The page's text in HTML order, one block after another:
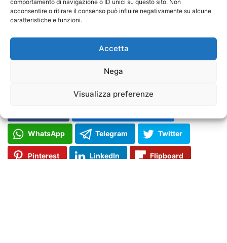
comportamento di navigazione o ID unici su questo sito. Non
acconsentire o ritirare il consenso può influire negativamente su alcune
caratteristiche e funzioni.
Accetta
Nega
Visualizza preferenze
Come affermano gli autori, il risveglio è una delle
transizioni più delicate della nostra coscienza. E ora,
suUnsplash
WhatsApp Telegram Twitter
Pinterest LinkedIn Flipboard